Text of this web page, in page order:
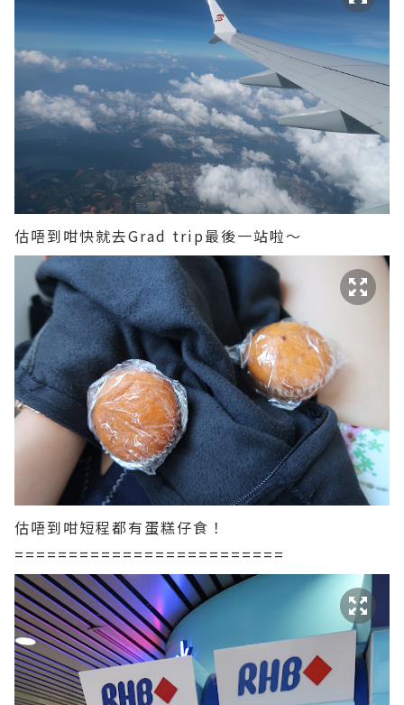
估唔到咁快就去Grad trip最後一站啦～
估唔到咁短程都有蛋糕仔食！
=========================